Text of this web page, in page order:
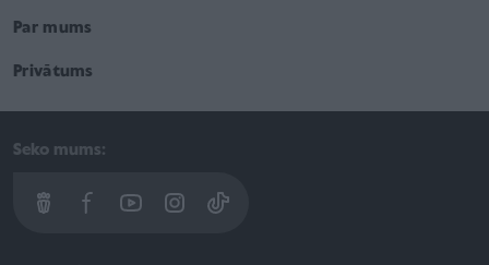
Par mums
Privātums
Seko mums: